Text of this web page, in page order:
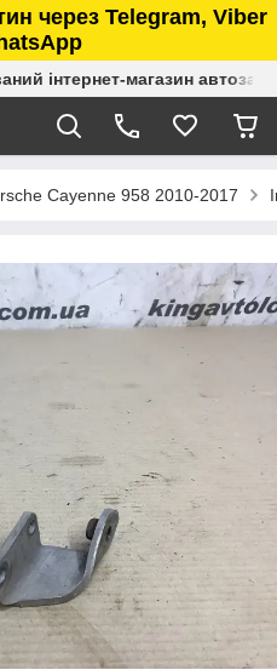
через Telegram, Viber
інтернет-магазин
Cayenne 958 2010-2017